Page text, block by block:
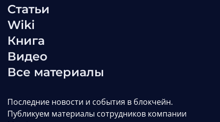
Статьи
Wiki
Книга
Видео
Все материалы
Последние новости и события в блокчейн.
Публикуем материалы сотрудников компании